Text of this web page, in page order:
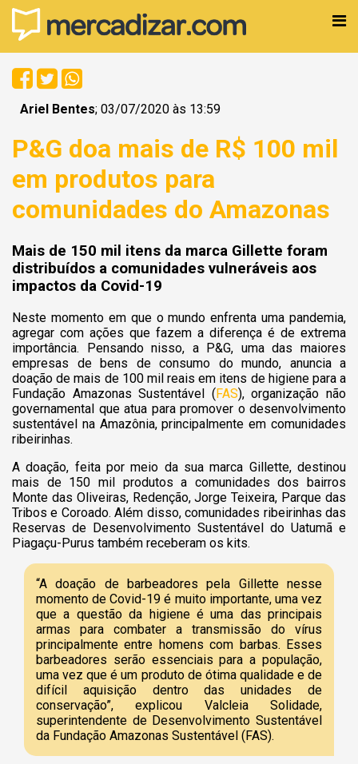
Ariel Bentes; 03/07/2020 às 13:59
P&G doa mais de R$ 100 mil
em produtos para
comunidades do Amazonas
Mais de 150 mil itens da marca Gillette foram
distribuídos a comunidades vulneráveis aos
impactos da Covid-19
Neste momento em que o mundo enfrenta uma pandemia,
agregar com ações que fazem a diferença é de extrema
importância. Pensando nisso, a P&G, uma das maiores
empresas de bens de consumo do mundo, anuncia a
doação de mais de 100 mil reais em itens de higiene para a
Fundação Amazonas Sustentável (FAS), organização não
governamental que atua para promover o desenvolvimento
sustentável na Amazônia, principalmente em comunidades
ribeirinhas.
A doação, feita por meio da sua marca Gillette, destinou
mais de 150 mil produtos a comunidades dos bairros
Monte das Oliveiras, Redenção, Jorge Teixeira, Parque das
Tribos e Coroado. Além disso, comunidades ribeirinhas das
Reservas de Desenvolvimento Sustentável do Uatumã e
Piagaçu-Purus também receberam os kits.
“A doação de barbeadores pela Gillette nesse
momento de Covid-19 é muito importante, uma vez
que a questão da higiene é uma das principais
armas para combater a transmissão do vírus
principalmente entre homens com barbas. Esses
barbeadores serão essenciais para a população,
uma vez que é um produto de ótima qualidade e de
difícil aquisição dentro das unidades de
conservação”, explicou Valcleia Solidade,
superintendente de Desenvolvimento Sustentável
da Fundação Amazonas Sustentável (FAS).